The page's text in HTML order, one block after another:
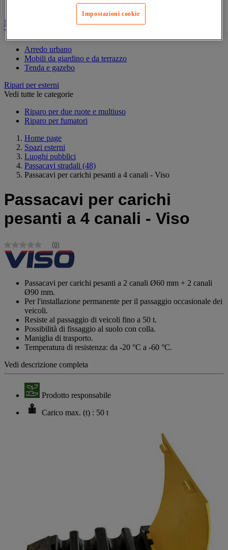
Segnaletica stradale
Mobili da esterno
Vedi tutte le categorie
Arredo urbano
Mobili da giardino e da terrazzo
Tenda e gazebo
Ripari per esterni
Vedi tutte le categorie
Riparo per due ruote e multiuso
Riparo per fumatori
Home page
Spazi esterni
Luoghi pubblici
Passacavi stradali (48)
Passacavi per carichi pesanti a 4 canali - Viso
Passacavi per carichi
pesanti a 4 canali - Viso
Nessuna
valutazione
Stesso
pagina.
(0)
Passacavi per carichi pesanti a 2 canali Ø60 mm + 2 canali
Ø90 mm.
Per l'installazione permanente per il passaggio occasionale dei
veicoli.
Resiste al passaggio di veicoli fino a 50 t.
Possibilità di fissaggio al suolo con colla.
Maniglia di trasporto.
Temperatura di resistenza: da -20 °C a -60 °C.
Vedi descrizione completa
Prodotto responsabile
Carico max. (t) : 50 t
Impostazioni cookie